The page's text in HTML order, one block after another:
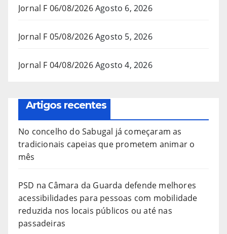
Jornal F 06/08/2026Agosto 6, 2026
Jornal F 05/08/2026Agosto 5, 2026
Jornal F 04/08/2026Agosto 4, 2026
Artigos recentes
No concelho do Sabugal já começaram as
tradicionais capeias que prometem animar o
mês
PSD na Câmara da Guarda defende melhores
acessibilidades para pessoas com mobilidade
reduzida nos locais públicos ou até nas
passadeiras